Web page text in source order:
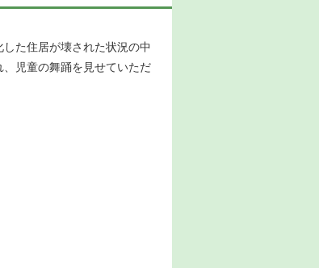
た住居が壊された状況の中
児童の舞踊を見せていただ